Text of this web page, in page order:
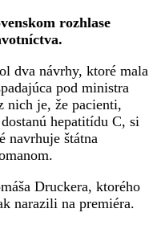
rozhlase
dva návrhy, ktoré mala
pod ministra
nich je, že pacienti,
hepatitídu C, si
navrhuje štátna
Druckera, ktorého
narazili na premiéra.